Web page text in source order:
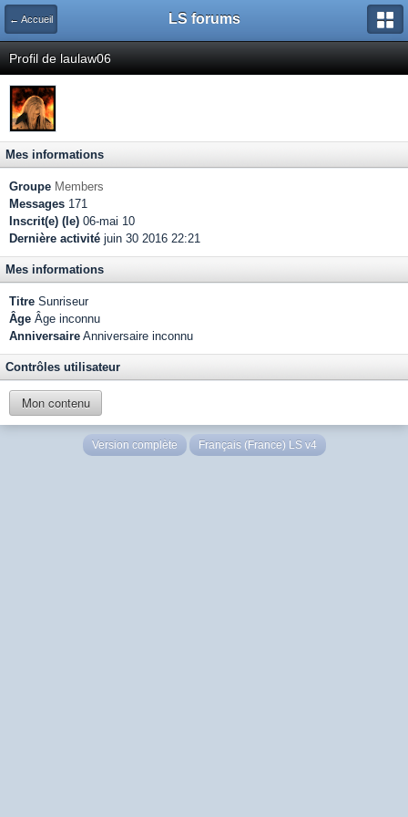
← Accueil LS forums
Profil de laulaw06
Mes informations
Groupe Members
Messages 171
Inscrit(e) (le) 06-mai 10
Dernière activité juin 30 2016 22:21
Mes informations
Titre Sunriseur
Âge Âge inconnu
Anniversaire Anniversaire inconnu
Contrôles utilisateur
Mon contenu
Version complète Français (France) LS v4